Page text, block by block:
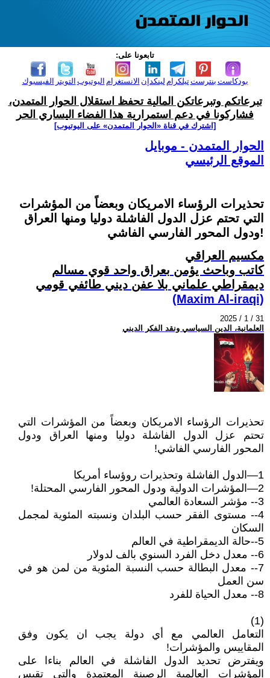
تابعونا على:
الفيسبوك التويتر اليوتيوب الانستغرام لينكدإن تيلكرامبنترست بودكاست
تبرعاتكم وتبرعاتكن المالية تحفظ استقلال الحوار المتمدن،
فشاركونا في دعم استمرارية هذا الفضاء اليساري الحر
[اشترك في قناة ‫«الحوار المتمدن» على اليوتيوب]
الحوار المتمدن - موبايل
الموقع الرئيسي
تحذيرات الرؤساء الامريكان وبعضاً من المؤشرات
التي تحتم عزل الدول الفاشلة دوليا ومنها العراق
ودول المحور الفارسي الفاشي!
مكسيم العراقي
كاتب وباحث يؤمن بعراق واحد قوي مسالم
ديمقراطي علماني بلا عفن ديني طائفي قومي
(Maxim Al-iraqi)
2025 / 1 / 31
العلمانية، الدين السياسي ونقد الفكر الديني
تحذيرات الرؤساء الامريكان وبعضاً من المؤشرات التي
تحتم عزل الدول الفاشلة دوليا ومنها العراق ودول
المحور الفارسي الفاشي!
1—الدول الفاشلة وتحذيرات روؤساء أمريكا
2—المؤشرات الدولية ودول المحور الفارسي المحتلة!
3-- مؤشر السعادة العالمي
4-- مستوى الفقر حسب البلدان ونسبته المئوية لمجمل
السكان
5--حالة الديمقراطية في العالم
6-- معدل دخل الفرد السنوي بالف لدولار
7-- معدل البطالة حسب النسبة المئوية من لمن هو في
سن العمل
8-- معدل الحياة للفرد
(1)
التعامل العالمي مع أي دولة يجب ان يكون وفق
المقاييس والمؤشرات!
ويفترض تحديد الدول الفاشلة في العالم بناءا على
المؤشرات العالمية الرصينة المعتمدة والتي تقيس